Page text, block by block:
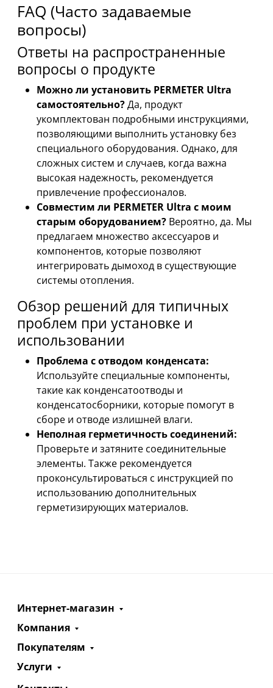
FAQ (Часто задаваемые
вопросы)
Ответы на распространенные
вопросы о продукте
Можно ли установить PERMETER Ultra
самостоятельно?Да, продукт
укомплектован подробными инструкциями,
позволяющими выполнить установку без
специального оборудования. Однако, для
сложных систем и случаев, когда важна
высокая надежность, рекомендуется
привлечение профессионалов.
Совместим ли PERMETER Ultra с моим
старым оборудованием? Вероятно, да. Мы
предлагаем множество аксессуаров и
компонентов, которые позволяют
интегрировать дымоход в существующие
системы отопления.
Обзор решений для типичных
проблем при установке и
использовании
Проблема с отводом конденсата:
Используйте специальные компоненты,
такие как конденсатоотводы и
конденсатосборники, которые помогут в
сборе и отводе излишней влаги.
Неполная герметичность соединений:
Проверьте и затяните соединительные
элементы. Также рекомендуется
проконсультироваться с инструкцией по
использованию дополнительных
герметизирующих материалов.
Интернет-магазин
Компания
Покупателям
Услуги